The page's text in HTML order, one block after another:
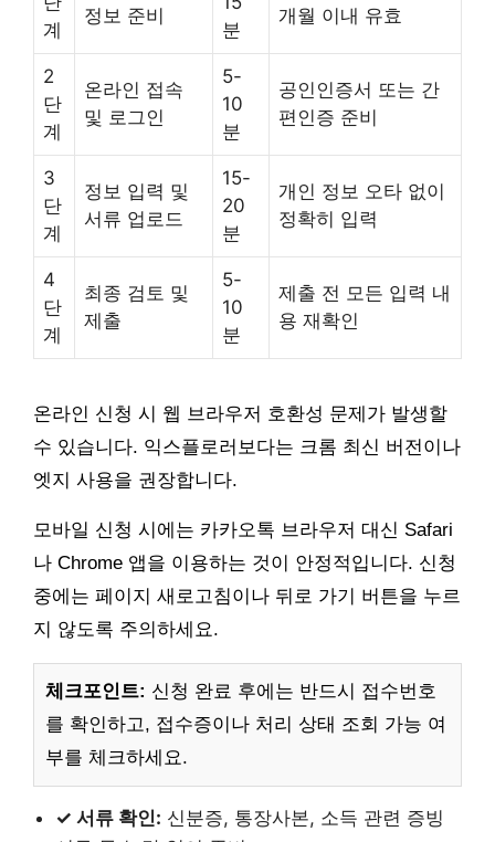
계
정보 준비
분
개월 이내 유효
2
단
계
온라인 접속
및 로그인
5-
10
분
공인인증서 또는 간
편인증 준비
3
단
계
정보 입력 및
서류 업로드
15-
20
분
개인 정보 오타 없이
정확히 입력
4
단
계
최종 검토 및
제출
5-
10
분
제출 전 모든 입력 내
용 재확인
온라인 신청 시 웹 브라우저 호환성 문제가 발생할
수 있습니다. 익스플로러보다는 크롬 최신 버전이나
엣지 사용을 권장합니다.
모바일 신청 시에는 카카오톡 브라우저 대신 Safari
나 Chrome 앱을 이용하는 것이 안정적입니다. 신청
중에는 페이지 새로고침이나 뒤로 가기 버튼을 누르
지 않도록 주의하세요.
체크포인트: 신청 완료 후에는 반드시 접수번호
를 확인하고, 접수증이나 처리 상태 조회 가능 여
부를 체크하세요.
✓ 서류 확인: 신분증, 통장사본, 소득 관련 증빙